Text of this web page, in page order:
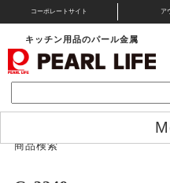
コーポレートサイト ア
キッチン用品のパール金属
商品検索